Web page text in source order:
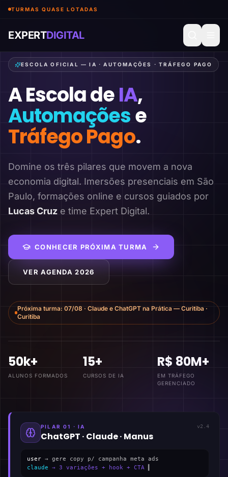
TURMAS QUASE LOTADAS
EXPERTDIGITAL
ESCOLA OFICIAL — IA · AUTOMAÇÕES · TRÁFEGO PAGO
A Escola deIA,
Automaçõese
Tráfego Pago.
Domine os três pilares que movem a nova
economia digital. Imersões presenciais em São
Paulo, formações online e cursos guiados por
Lucas Cruz e time Expert Digital.
CONHECER PRÓXIMA TURMA
VER AGENDA 2026
Próxima turma:07/08 ·Claude e ChatGPT na Prática — Curitiba ·
Curitiba
50k+
ALUNOS FORMADOS
15+
CURSOS DE IA
R$ 80M+
EM TRÁFEGO
GERENCIADO
PILAR 01 · IA
ChatGPT · Claude · Manus
v2.4
user → gere copy p/ campanha meta ads
claude → 3 variações + hook + CTA